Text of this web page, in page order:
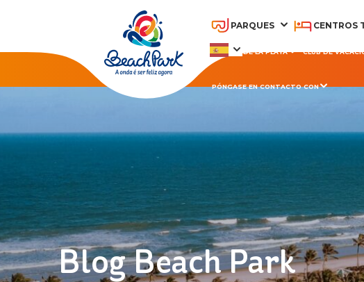
PARQUES CENTROS
PARQUE DE LA PLAYA CLUB DE
PÓNGASE EN CONTACTO CON
RESORT
RESORT
Blog Beach Park